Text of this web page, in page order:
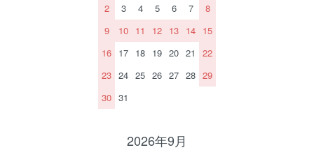
2
3 4 5 6 7
8
9
10 11 12 13 14 15
16 17 18 19 20 21
22
23 24 25 26 27 28 29
30 31
2026年9月